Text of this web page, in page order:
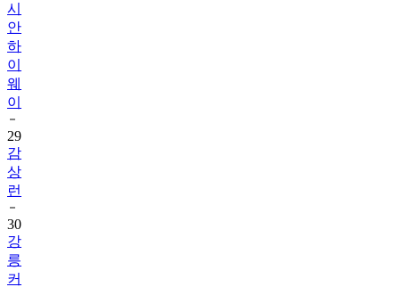
시
안
하
이
웨
이
29
감
상
런
30
강
릉
커